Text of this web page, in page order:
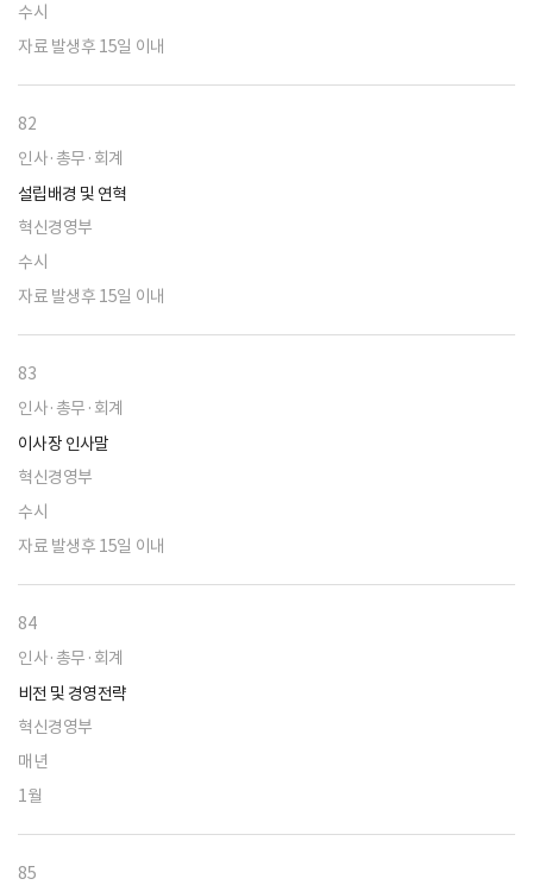
수시
자료 발생후 15일 이내
82
인사·총무·회계
설립배경 및 연혁
혁신경영부
수시
자료 발생후 15일 이내
83
인사·총무·회계
이사장 인사말
혁신경영부
수시
자료 발생후 15일 이내
84
인사·총무·회계
비전 및 경영전략
혁신경영부
매년
1월
85